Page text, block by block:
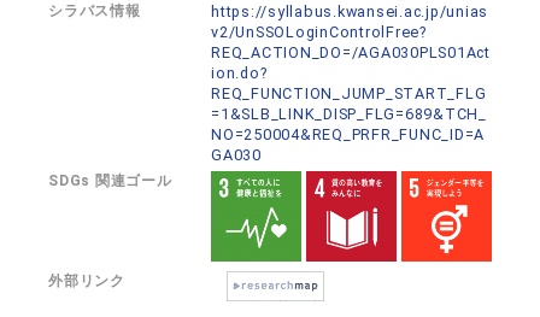
シラバス情報
https://syllabus.kwansei.ac.jp/unias
v2/UnSSOLoginControlFree?
REQ_ACTION_DO=/AGA030PLS01Act
ion.do?
REQ_FUNCTION_JUMP_START_FLG
=1&SLB_LINK_DISP_FLG=689&TCH_
NO=250004&REQ_PRFR_FUNC_ID=A
GA030
SDGs 関連ゴール
外部リンク